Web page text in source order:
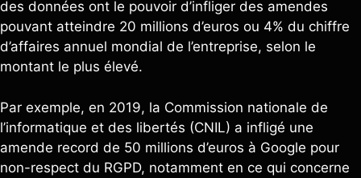
des données ont le pouvoir d’infliger des amendes
pouvant atteindre 20 millions d’euros ou 4% du chiffre
d’affaires annuel mondial de l’entreprise, selon le
montant le plus élevé.
Par exemple, en 2019, la Commission nationale de
l’informatique et des libertés (CNIL) a infligé une
amende record de 50 millions d’euros à Google pour
non-respect du RGPD, notamment en ce qui concerne